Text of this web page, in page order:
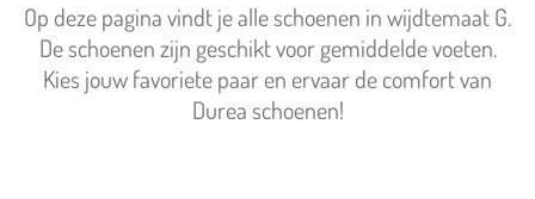
Op deze pagina vindt je alle schoenen in wijdtemaat G.
De schoenen zijn geschikt voor gemiddelde voeten.
Kies jouw favoriete paar en ervaar de comfort van
Durea schoenen!